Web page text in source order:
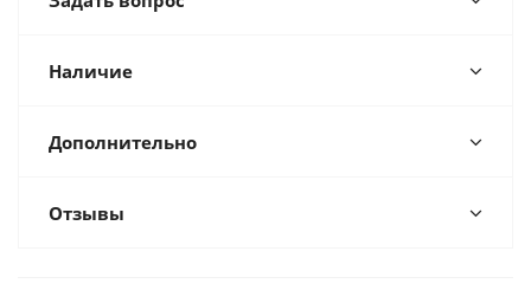
Наличие
Дополнительно
Отзывы